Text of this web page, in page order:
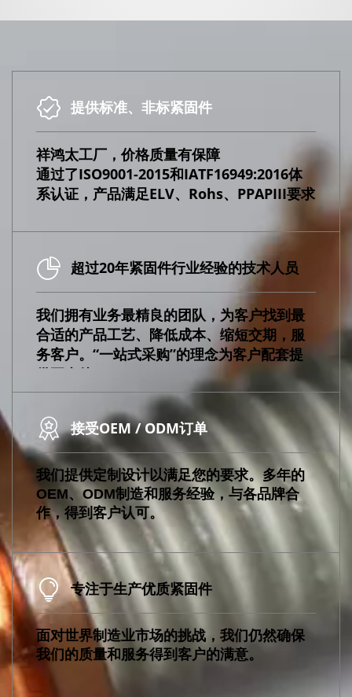
提供标准、非标紧固件
祥鸿太工厂，价格质量有保障
通过了ISO9001-2015和IATF16949:2016体
系认证，产品满足ELV、Rohs、PPAPIII要求
超过20年紧固件行业经验的技术人员
我们拥有业务最精良的团队，为客户找到最
合适的产品工艺、降低成本、缩短交期，服
务客户。“一站式采购”的理念为客户配套提
供五金件。
接受OEM / ODM订单
我们提供定制设计以满足您的要求。多年的
OEM、ODM制造和服务经验，与各品牌合
作，得到客户认可。
专注于生产优质紧固件
面对世界制造业市场的挑战，我们仍然确保
我们的质量和服务得到客户的满意。